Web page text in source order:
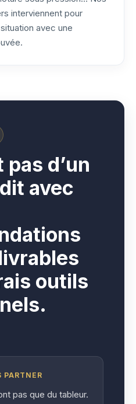
interviennent pour
avec une
pas d’un
avec
outils
PARTNER
pas que du tableur.